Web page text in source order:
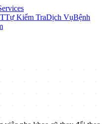
Tự Kiểm TraDịch VụBệnh